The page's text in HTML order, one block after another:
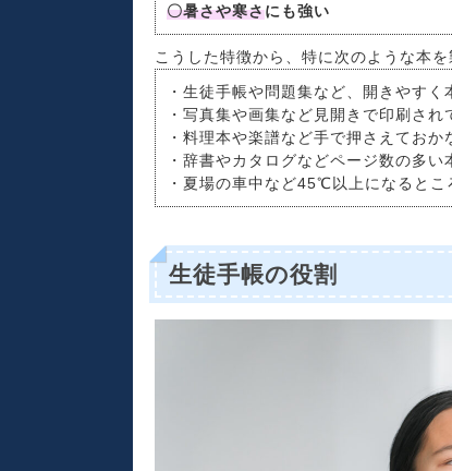
〇暑さや寒さにも強い
こうした特徴から、特に次のような本
・生徒手帳や問題集など、開きやす
・写真集や画集など見開きで印刷され
・料理本や楽譜など手で押さえてお
・辞書やカタログなどページ数の多い
・夏場の車中など45℃以上になると
生徒手帳の役割